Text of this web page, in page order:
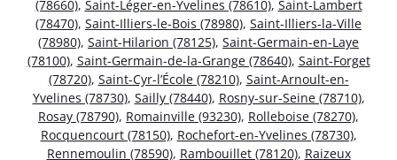
(78660), Saint-Léger-en-Yvelines (78610), Saint-Lambert
(78470), Saint-Illiers-le-Bois (78980), Saint-Illiers-la-Ville
(78980), Saint-Hilarion (78125), Saint-Germain-en-Laye
(78100), Saint-Germain-de-la-Grange (78640), Saint-Forget
(78720), Saint-Cyr-l’École (78210), Saint-Arnoult-en-
Yvelines (78730), Sailly (78440), Rosny-sur-Seine (78710),
Rosay (78790), Romainville (93230), Rolleboise (78270),
Rocquencourt (78150), Rochefort-en-Yvelines (78730),
Rennemoulin (78590), Rambouillet (78120), Raizeux